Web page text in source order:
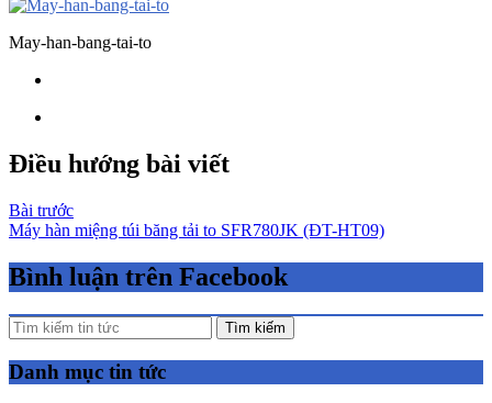
May-han-bang-tai-to
Điều hướng bài viết
Bài trước
Máy hàn miệng túi băng tải to SFR780JK (ĐT-HT09)
Bình luận trên Facebook
Tìm kiếm
Danh mục tin tức